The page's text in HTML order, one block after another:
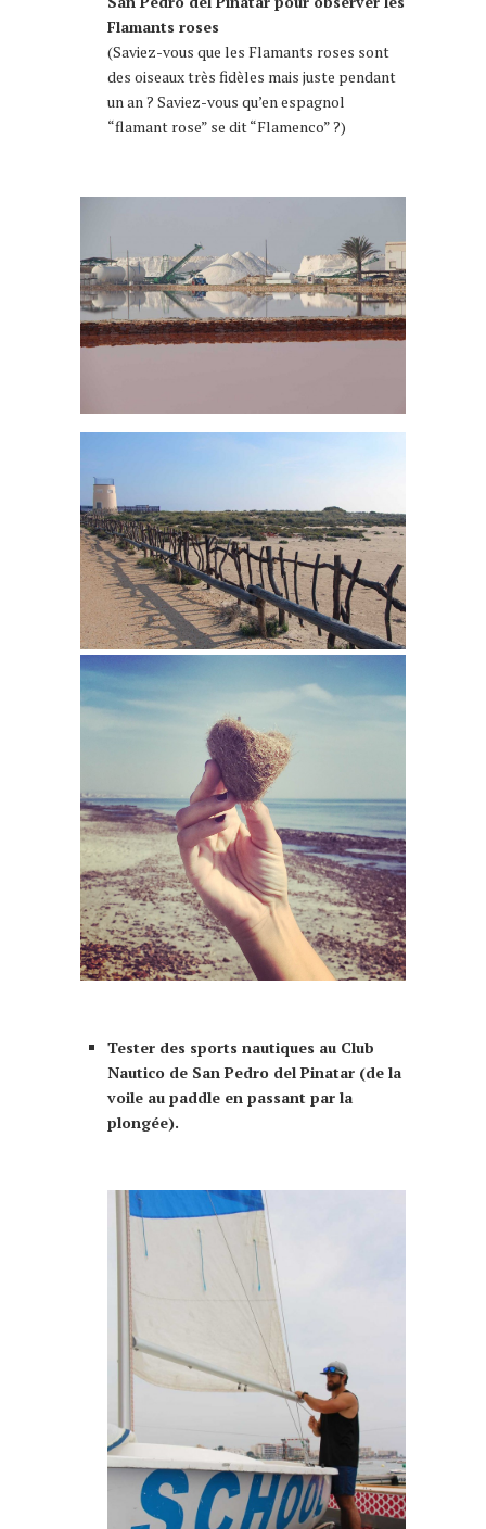
Flamants roses
(Saviez-vous que les Flamants roses sont
des oiseaux très fidèles mais juste pendant
un an ? Saviez-vous qu’en espagnol
“flamant rose” se dit “Flamenco” ?)
Tester des sports nautiques au Club
Nautico de San Pedro del Pinatar (de la
voile au paddle en passant par la
plongée).